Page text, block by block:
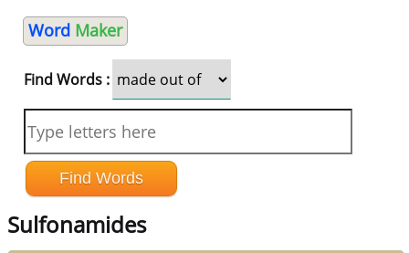
Word Maker
Find Words :
Sulfonamides